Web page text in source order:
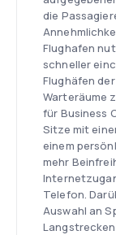
die
Flughafen
schneller
Flughäfen
Warteräume
für Business
Sitze mit
einem
mehr
Telefon.
Auswahl an